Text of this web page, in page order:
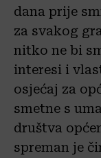
dana prije
za svakog
nitko ne bi
interesi i
osjećaj za
smetne s
društva
spreman je